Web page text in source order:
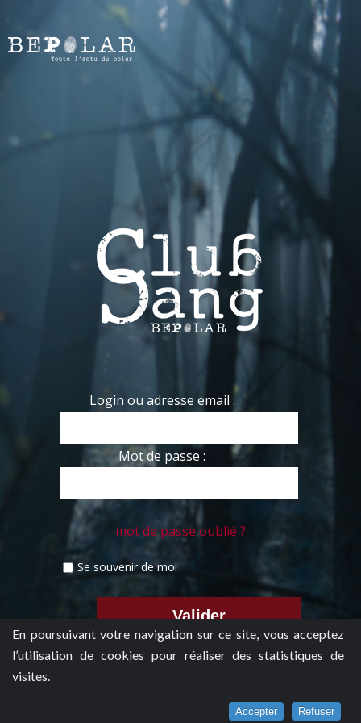
En poursuivant votre navigation sur ce site, vous acceptez
l’utilisation de cookies pour réaliser des statistiques de
visites.
Accepter Refuser
Login ou adresse email :
Mot de passe :
mot de passe oublié ?
Se souvenir de moi